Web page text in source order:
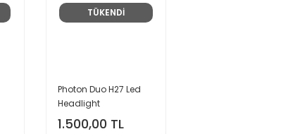
TÜKENDİ
Photon Duo H27 Led
Headlight
1.500,00 TL